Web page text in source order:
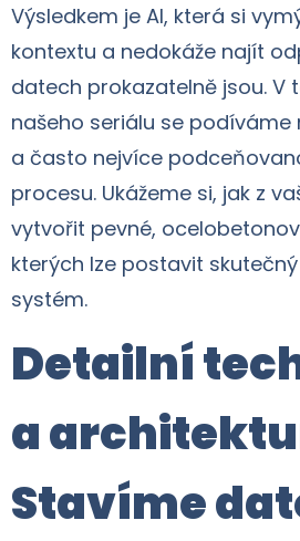
Výsledkem je AI, která si
kontextu a nedokáže najít
datech prokazatelně jsou. V
našeho seriálu se podíváme
a často nejvíce
procesu. Ukážeme si, jak z
vytvořit pevné,
kterých lze postavit
systém.
Detailní
a
Stavíme